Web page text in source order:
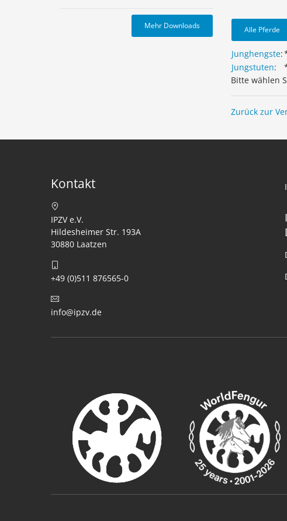
Mehr Downloads Alle Pferde
Junghengste:
Jungstuten:
Bitte wählen
Zurück zur
Kontakt
IPZV e.V.
Hildesheimer Str. 193A
30880 Laatzen
+49 (0)511 876565-0
info@ipzv.de